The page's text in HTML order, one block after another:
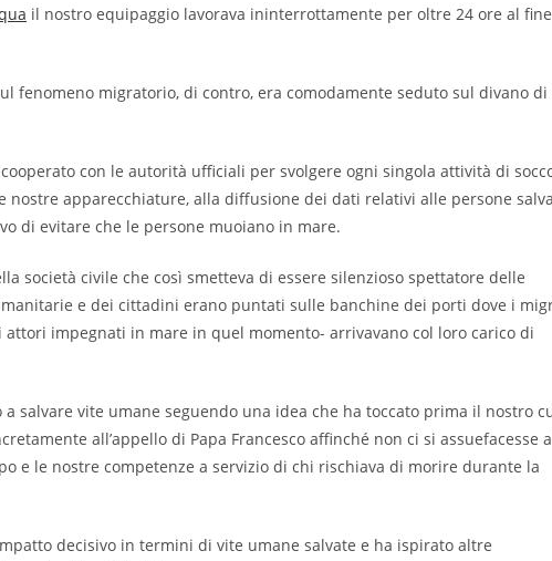
il nostro equipaggio lavorava ininterrottamente per oltre 24 ore al
migratorio, di contro, era comodamente seduto sul divano di
con le autorità ufficiali per svolgere ogni singola attività di
apparecchiature, alla diffusione dei dati relativi alle persone
di evitare che le persone muoiano in mare.
società civile che così smetteva di essere silenzioso spettatore delle
e dei cittadini erano puntati sulle banchine dei porti dove i
impegnati in mare in quel momento- arrivavano col loro carico di
salvare vite umane seguendo una idea che ha toccato prima il nostro
all’appello di Papa Francesco affinché non ci si assuefacesse
e le nostre competenze a servizio di chi rischiava di morire durante la
decisivo in termini di vite umane salvate e ha ispirato altre